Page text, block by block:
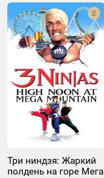
Три ниндзя: Жаркий
полдень на горе Мега